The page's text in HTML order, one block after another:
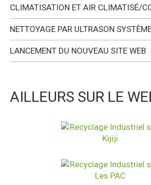
CLIMATISATION ET AIR CLIMATISÉ/
NETTOYAGE PAR ULTRASON
LANCEMENT DU NOUVEAU SITE WEB
AILLEURS SUR LE